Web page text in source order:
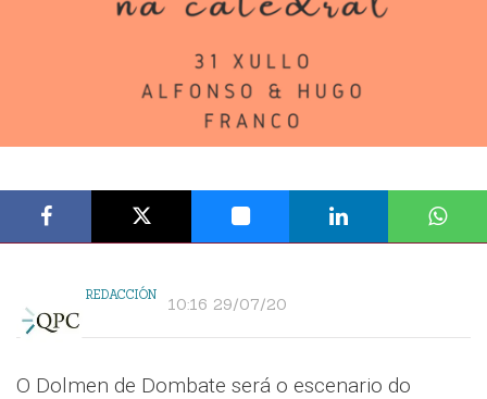
REDACCIÓN 10:16 29/07/20
O Dolmen de Dombate será o escenario do